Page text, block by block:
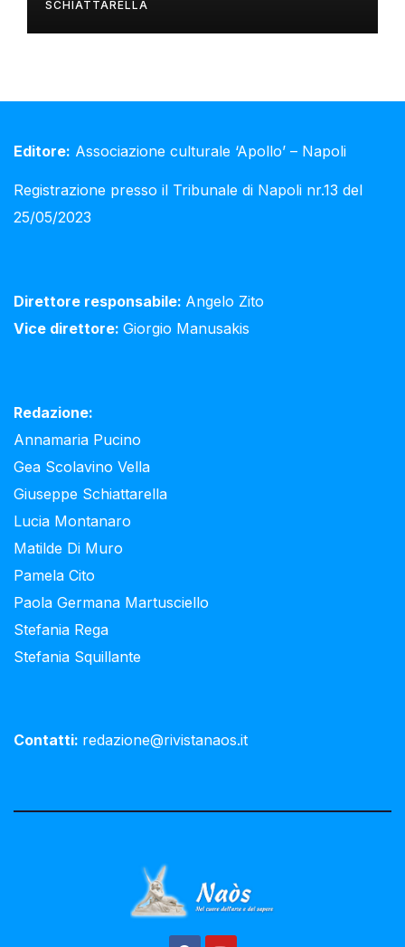
SCHIATTARELLA
Editore: Associazione culturale ‘Apollo’ – Napoli
Registrazione presso il Tribunale di Napoli nr.13 del
25/05/2023
Direttore responsabile: Angelo Zito
Vice direttore: Giorgio Manusakis
Redazione:
Annamaria Pucino
Gea Scolavino Vella
Giuseppe Schiattarella
Lucia Montanaro
Matilde Di Muro
Pamela Cito
Paola Germana Martusciello
Stefania Rega
Stefania Squillante
Contatti: redazione@rivistanaos.it